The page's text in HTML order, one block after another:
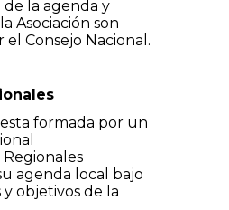
la agenda y
Asociación son
Consejo Nacional.
formada por un
Regionales
agenda local bajo
y objetivos de la